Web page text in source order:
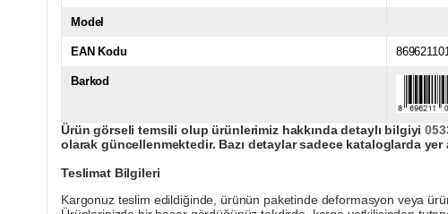
Model
EAN Kodu
Barkod
Ürün görseli temsili olup ürünlerimiz hakkında detaylı bilgiyi
olarak güncellenmektedir. Bazı detaylar sadece kataloglarda
Teslimat Bilgileri
Kargonuz teslim edildiğinde, ürünün paketinde deformasyon veya